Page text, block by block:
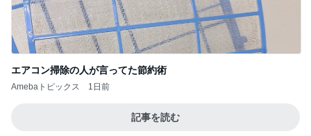
エアコン掃除の人が言ってた節約術
Amebaトピックス 1日前
記事を読む